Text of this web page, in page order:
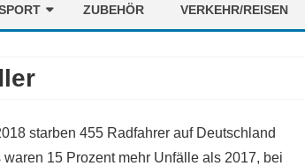
TEAMS
ZUBEHÖR VERKEHR/REISEN
starben 455 Radfahrer auf Deutschland
15 Prozent mehr Unfälle als 2017, bei